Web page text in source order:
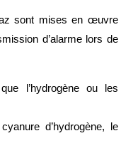
sont mises en œuvre
d’alarme lors de
l’hydrogène ou les
d’hydrogène, le